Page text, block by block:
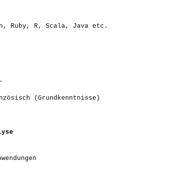
Ruby, R, Scala, Java etc.
(Grundkenntnisse)